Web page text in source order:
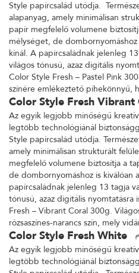
Style papírcsalád utódja.
alapanyag, amely minimálisan
papír megfelelő volumene
mélységet, de
kínál. A papírcsaládnak jelenleg
világos tónusú, azaz digitális
Color Style Fresh – Pastel Pink
színére emlékeztető pihekönnyű,
Color Style Fresh Vibrant
Az egyik legjobb minőségű
legtöbb technológiánál
Style papírcsalád utódja.
amely minimálisan strukturált
megfelelő volumene biztosítja a
de dombornyomáshoz is kiválóan
papírcsaládnak jelenleg 13 tagja
tónusú, azaz digitális nyomtatásra
Fresh – Vibrant Coral 300g.
rózsaszínes-narancs szín, mely
Color Style Fresh White
Az egyik legjobb minőségű
legtöbb technológiánál